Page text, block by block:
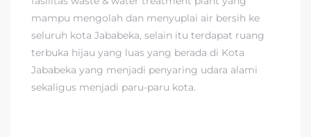
mampu mengolah dan menyuplai air bersih ke
seluruh kota Jababeka, selain itu terdapat ruang
terbuka hijau yang luas yang berada di Kota
Jababeka yang menjadi penyaring udara alami
sekaligus menjadi paru-paru kota.